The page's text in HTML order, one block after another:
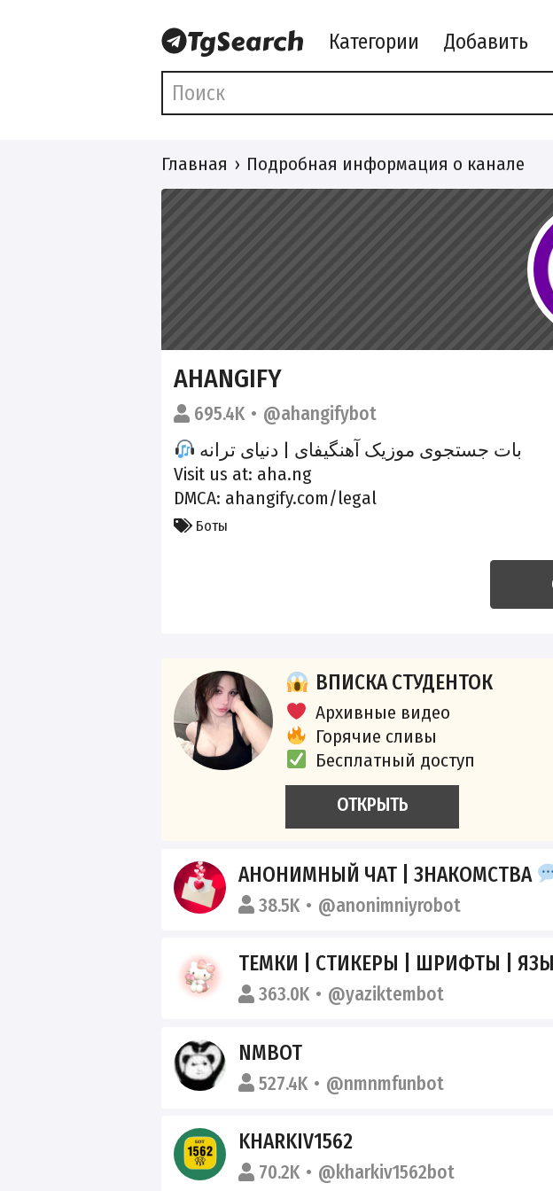
Категории Добавить
Главная Подробная информация о канале
AHANGIFY
695.4K
@ahangifybot
بات جستجوی موزیک آهنگیفای | دنیای ترانه
Visit us at: aha.ng
DMCA: ahangify.com/legal
Боты
ВПИСКА СТУДЕНТОК
Архивные видео
Горячие сливы
Бесплатный доступ
ОТКРЫТЬ
АНОНИМНЫЙ ЧАТ | ЗНАКОМСТВА
38.5K @anonimniyrobot
ТЕМКИ | СТИКЕРЫ | ШРИФТЫ |
363.0K @yaziktembot
NMBOT
527.4K @nmnmfunbot
KHARKIV1562
70.2K @kharkiv1562bot